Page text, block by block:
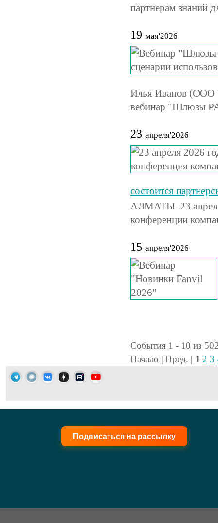
партнерам знаний
19 мая'2026
Илья Иванов (ООО
вебинар "Шлюзы
23 апреля'2026
состоится
АЛМАТЫ. 23 апреля
конференции
15 апреля'2026
События 1 - 10 из
Начало | Пред. | 1 2 3
Подписаться на рассылку